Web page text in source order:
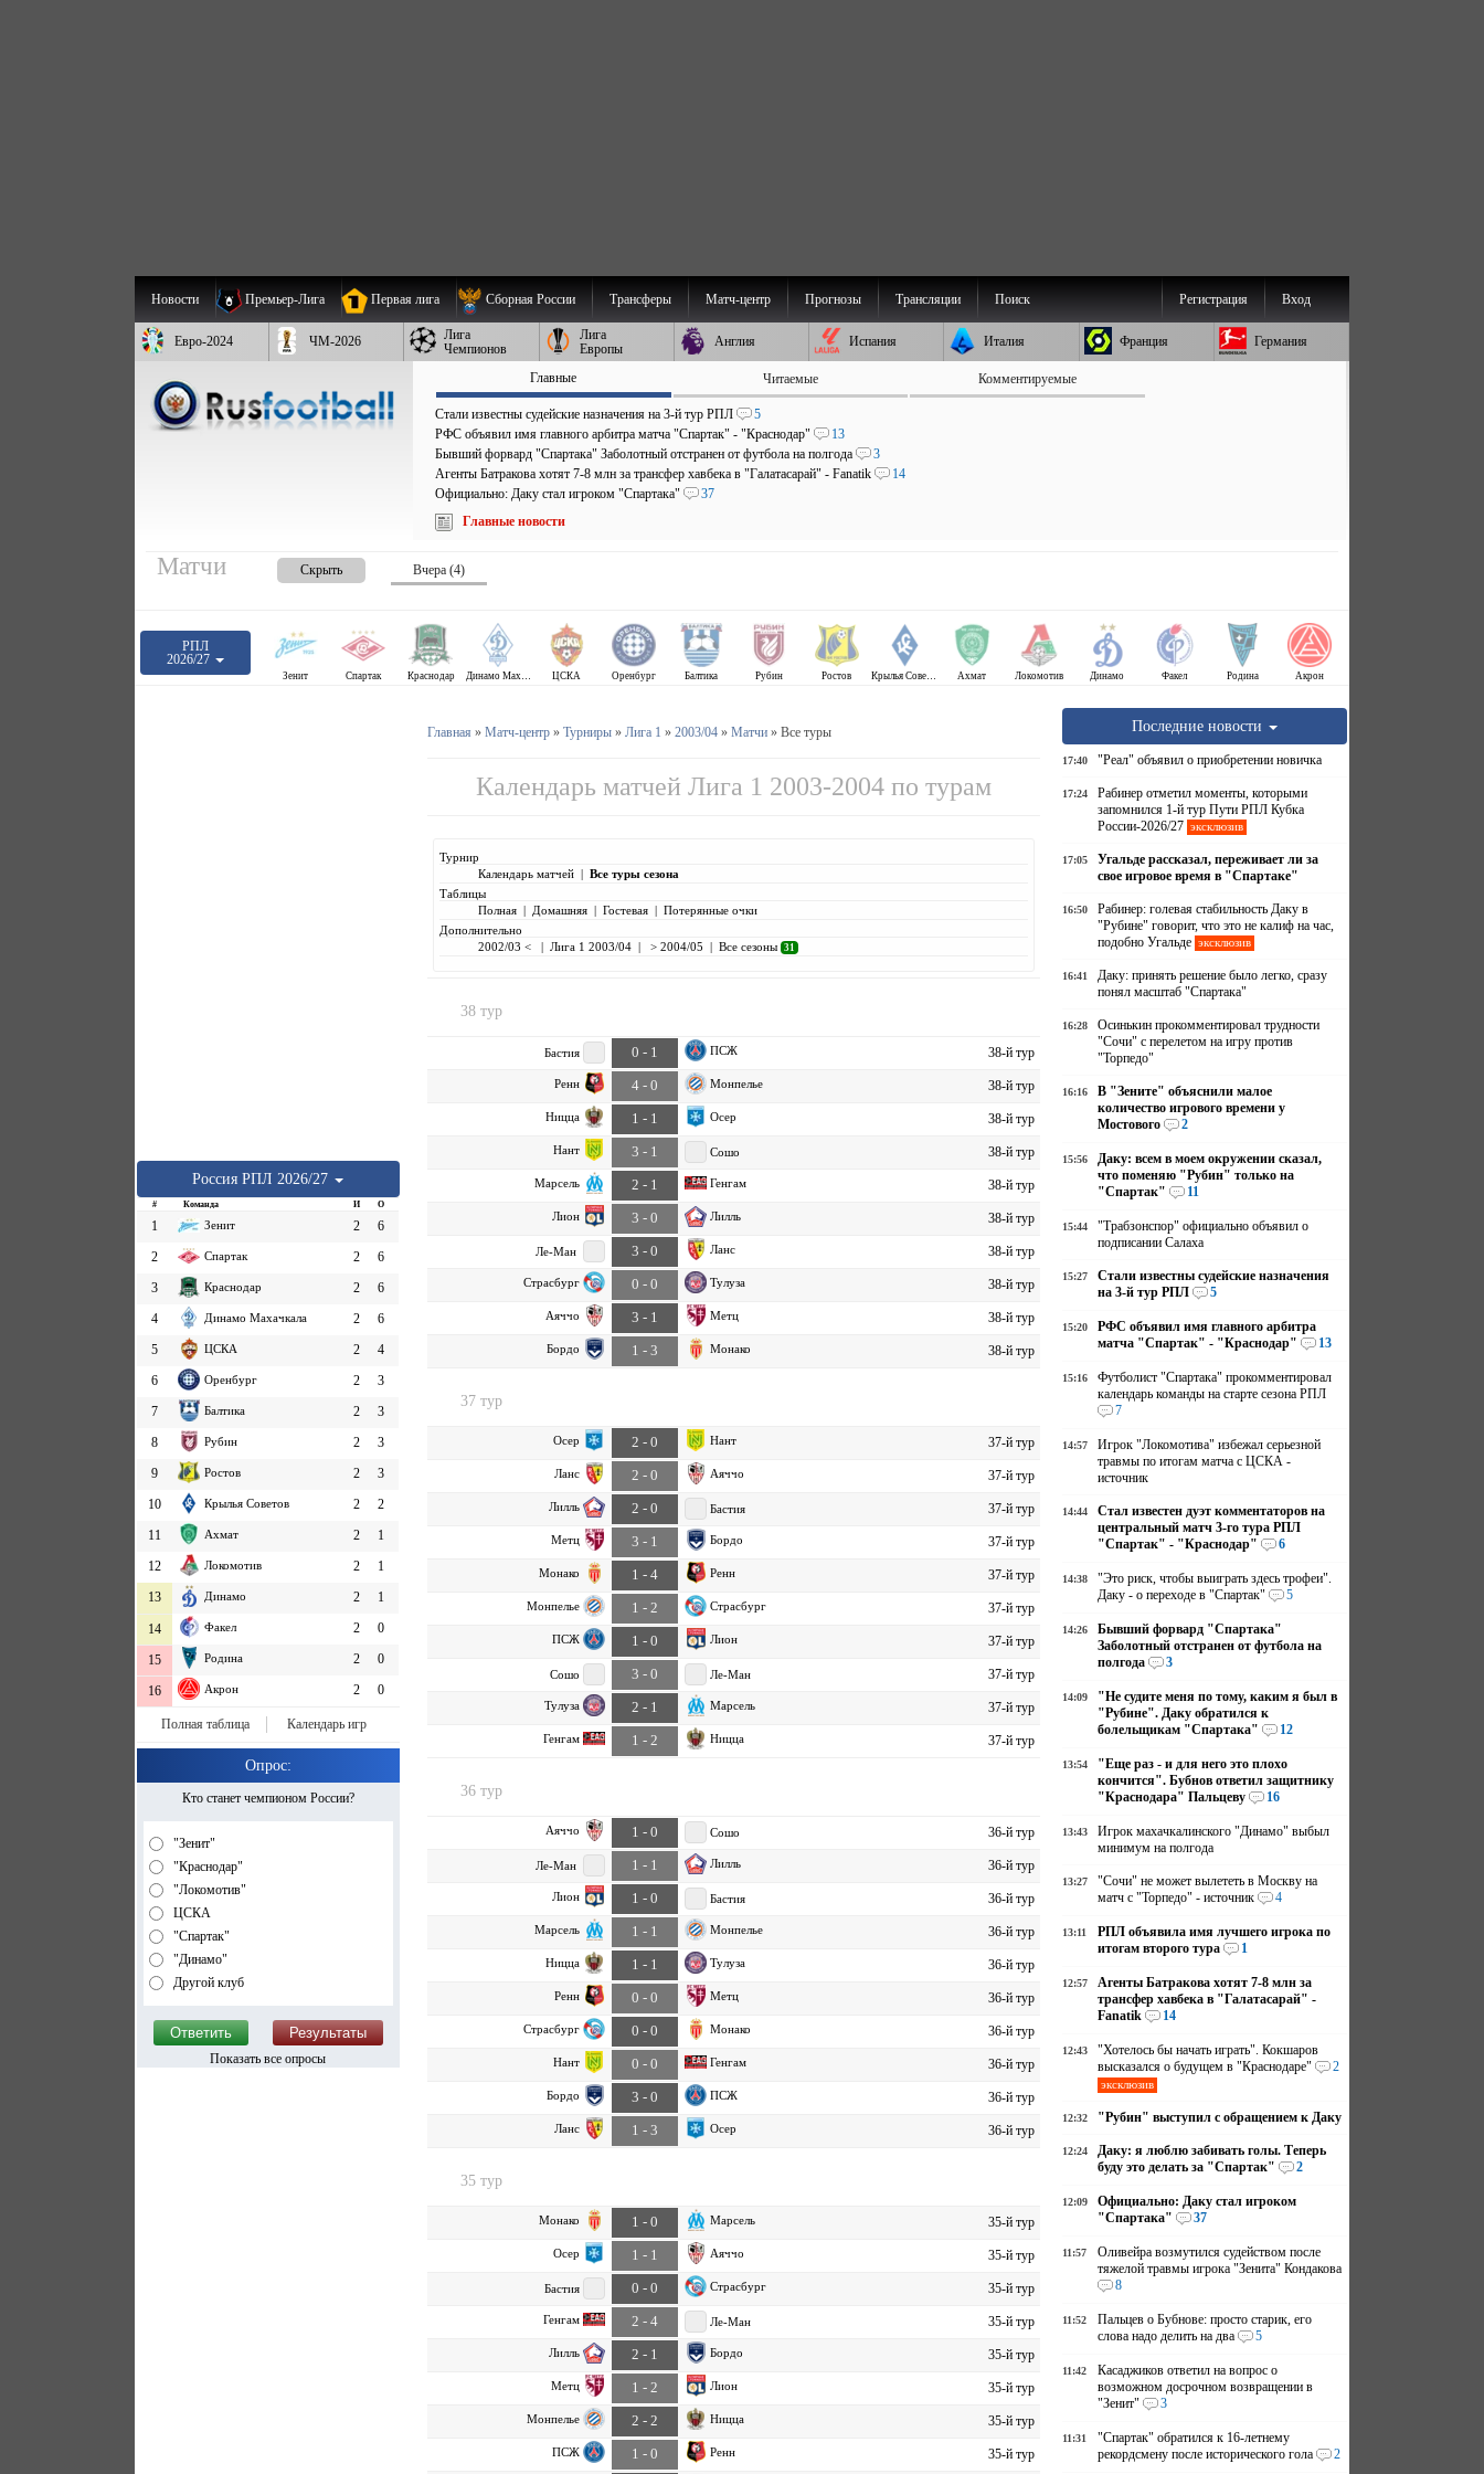
Новости Премьер-Лига Первая лига Сборная России Трансферы Матч-центр Прогнозы Трансляции Поиск Вход
Регистрация
Евро-2024 ЧМ-2026
Лига
Чемпионов
Лига
Европы
Англия Испания Италия Франция Германия
Главные Читаемые Комментируемые
Стали известны судейские назначения на 3-й тур РПЛ
5
РФС объявил имя главного арбитра матча "Спартак" - "Краснодар"
13
Бывший форвард "Спартака" Заболотный отстранен от футбола на полгода
3
Агенты Батракова хотят 7-8 млн за трансфер хавбека в "Галатасарай" - Fanatik
14
Официально: Даку стал игроком "Спартака"
37
Главные новости
Матчи Скрыть Вчера (4)
РПЛ
2026/27
Зенит Спартак Краснодар Динамо Махачкала ЦСКА Оренбург Балтика Рубин Ростов Крылья Советов Ахмат Локомотив Динамо Факел Родина Акрон
Россия РПЛ 2026/27
# Команда И О
1 Зенит 2
6
2
Спартак 2
6
3
Краснодар 2
6
4
Динамо Махачкала 2
6
5
ЦСКА 2
4
6
Оренбург 2
3
7
Балтика 2
3
8
Рубин 2
3
9
Ростов 2
3
10
Крылья Советов 2
2
11
Ахмат 2
1
12
Локомотив 2
1
13
Динамо 2 1
14 Факел 2 0
15 Родина 2 0
16 Акрон 2 0
Полная таблица Календарь игр
Опрос:
Кто станет чемпионом России?
"Зенит"
"Краснодар"
"Локомотив"
ЦСКА
"Спартак"
"Динамо"
Другой клуб
Показать все опросы
Главная » Матч-центр» Турниры» Лига 1 » 2003/04» Матчи» Все туры
Календарь матчей Лига 1 2003-2004 по турам
Турнир
Календарь матчей| Все туры сезона
Таблицы
Полная| Домашняя| Гостевая| Потерянные очки
Дополнительно
2002/03 <
| Лига 1 2003/04| > 2004/05 | Все сезоны 31
38 тур
Бастия 0 - 1 ПСЖ 38-й тур
Ренн 4 - 0 Монпелье 38-й тур
Ницца 1 - 1 Осер 38-й тур
Нант 3 - 1 Сошо 38-й тур
Марсель 2 - 1 Генгам 38-й тур
Лион 3 - 0 Лилль 38-й тур
Ле-Ман 3 - 0 Ланс 38-й тур
Страсбург 0 - 0 Тулуза 38-й тур
Аяччо 3 - 1 Метц 38-й тур
Бордо 1 - 3 Монако 38-й тур
37 тур
Осер 2 - 0 Нант 37-й тур
Ланс 2 - 0 Аяччо 37-й тур
Лилль 2 - 0 Бастия 37-й тур
Метц 3 - 1 Бордо 37-й тур
Монако 1 - 4 Ренн 37-й тур
Монпелье 1 - 2 Страсбург 37-й тур
ПСЖ 1 - 0 Лион 37-й тур
Сошо 3 - 0 Ле-Ман 37-й тур
Тулуза 2 - 1 Марсель 37-й тур
Генгам 1 - 2 Ницца 37-й тур
36 тур
Аяччо 1 - 0 Сошо 36-й тур
Ле-Ман 1 - 1 Лилль 36-й тур
Лион 1 - 0 Бастия 36-й тур
Марсель 1 - 1 Монпелье 36-й тур
Ницца 1 - 1 Тулуза 36-й тур
Ренн 0 - 0 Метц 36-й тур
Страсбург 0 - 0 Монако 36-й тур
Нант 0 - 0 Генгам 36-й тур
Бордо 3 - 0 ПСЖ 36-й тур
Ланс 1 - 3 Осер 36-й тур
35 тур
Монако 1 - 0 Марсель 35-й тур
Осер 1 - 1 Аяччо 35-й тур
Бастия 0 - 0 Страсбург 35-й тур
Генгам 2 - 4 Ле-Ман 35-й тур
Лилль 2 - 1 Бордо 35-й тур
Метц 1 - 2 Лион 35-й тур
Монпелье 2 - 2 Ницца 35-й тур
ПСЖ 1 - 0 Ренн 35-й тур
Последние новости
17:40 "Реал" объявил о приобретении новичка
17:24
Рабинер отметил моменты, которыми
запомнился 1-й тур Пути РПЛ Кубка
России-2026/27 эксклюзив
17:05
Угальде рассказал, переживает ли за
свое игровое время в "Спартаке"
16:50
Рабинер: голевая стабильность Даку в
"Рубине" говорит, что это не калиф на час,
подобно Угальде эксклюзив
16:41
Даку: принять решение было легко, сразу
понял масштаб "Спартака"
16:28
Осинькин прокомментировал трудности
"Сочи" с перелетом на игру против
"Торпедо"
16:16
В "Зените" объяснили малое
количество игрового времени у
Мостового
2
15:56
Даку: всем в моем окружении сказал,
что поменяю "Рубин" только на
"Спартак"
11
15:44
"Трабзонспор" официально объявил о
подписании Салаха
15:27
Стали известны судейские назначения
на 3-й тур РПЛ
5
15:20
РФС объявил имя главного арбитра
матча "Спартак" - "Краснодар"
13
15:16
Футболист "Спартака" прокомментировал
календарь команды на старте сезона РПЛ
7
14:57
Игрок "Локомотива" избежал серьезной
травмы по итогам матча с ЦСКА -
источник
14:44
Стал известен дуэт комментаторов на
центральный матч 3-го тура РПЛ
"Спартак" - "Краснодар"
6
14:38
"Это риск, чтобы выиграть здесь трофеи".
Даку - о переходе в "Спартак"
5
14:26
Бывший форвард "Спартака"
Заболотный отстранен от футбола на
полгода
3
14:09
"Не судите меня по тому, каким я был в
"Рубине". Даку обратился к
болельщикам "Спартака"
12
13:54
"Еще раз - и для него это плохо
кончится". Бубнов ответил защитнику
"Краснодара" Пальцеву
16
13:43
Игрок махачкалинского "Динамо" выбыл
минимум на полгода
13:27
"Сочи" не может вылететь в Москву на
матч с "Торпедо" - источник
4
13:11
РПЛ объявила имя лучшего игрока по
итогам второго тура
1
12:57
Агенты Батракова хотят 7-8 млн за
трансфер хавбека в "Галатасарай" -
Fanatik
14
12:43
"Хотелось бы начать играть". Кокшаров
высказался о будущем в "Краснодаре"
2
эксклюзив
12:32 "Рубин" выступил с обращением к Даку
12:24
Даку: я люблю забивать голы. Теперь
буду это делать за "Спартак"
2
12:09
Официально: Даку стал игроком
"Спартака"
37
11:57
Оливейра возмутился судейством после
тяжелой травмы игрока "Зенита" Кондакова
8
11:52
Пальцев о Бубнове: просто старик, его
слова надо делить на два
5
11:42
Касаджиков ответил на вопрос о
возможном досрочном возвращении в
"Зенит"
3
11:31
"Спартак" обратился к 16-летнему
рекордсмену после исторического гола
2